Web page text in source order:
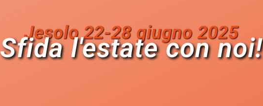
Jesolo 22-28 giugno 2025
Sfida l'estate con noi!